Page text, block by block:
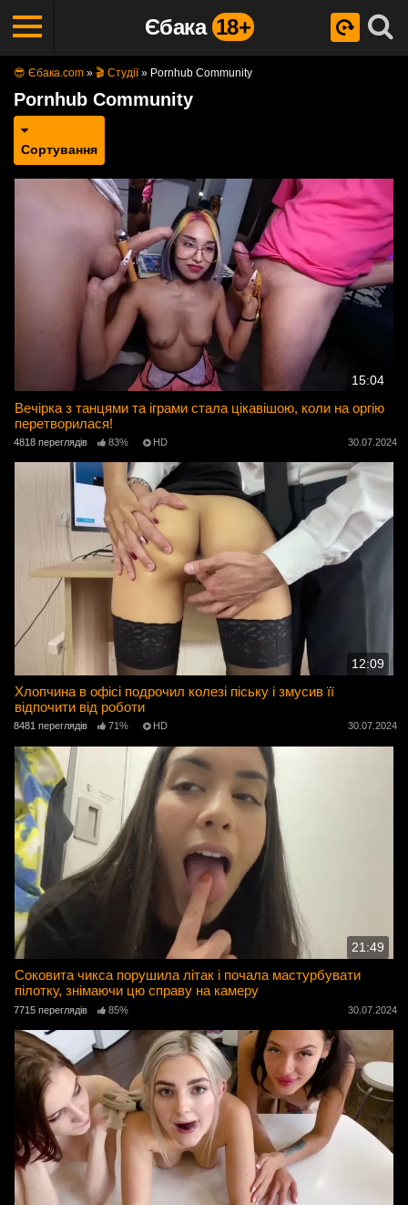
Єбака 18+
😎 Єбака.com » 🎬 Студії» Pornhub Community
Pornhub Community
Сортування
15:04
Вечірка з танцями та іграми стала цікавішою, коли на оргію
перетворилася!
4818 переглядів 83% HD 30.07.2024
12:09
Хлопчина в офісі подрочил колезі піську і змусив її
відпочити від роботи
8481 переглядів 71% HD 30.07.2024
21:49
Соковита чикса порушила літак і почала мастурбувати
пілотку, знімаючи цю справу на камеру
7715 переглядів 85% 30.07.2024